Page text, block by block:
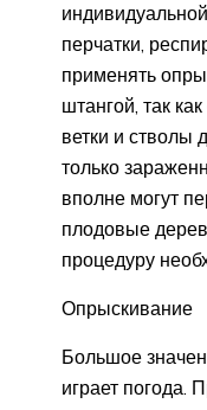
перчатки,
применять
штангой, так
ветки и стволы
только
вполне могут
плодовые
процедуру
Опрыскивание
Большое
играет погода.